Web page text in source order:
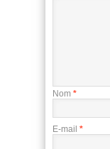
Nom *
E-mail *